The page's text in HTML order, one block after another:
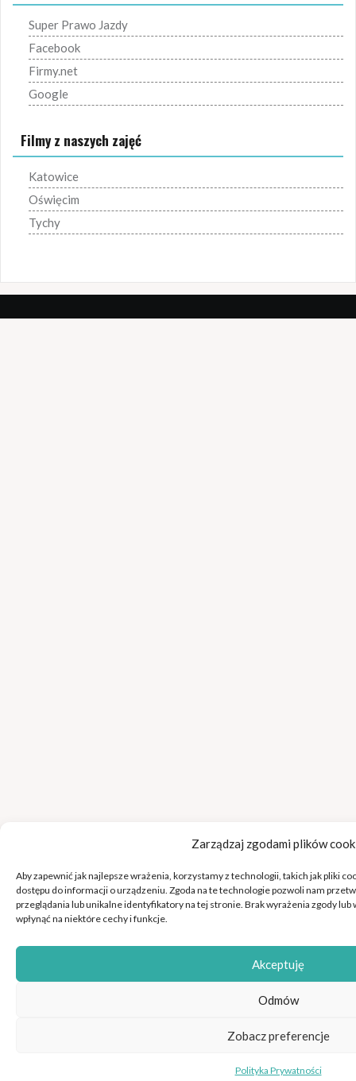
Zarządzaj zgodami plików
Aby zapewnić jak najlepsze wrażenia, korzystamy z technologii, takich jak pliki
dostępu do informacji o urządzeniu. Zgoda na te technologie pozwoli nam
przeglądania lub unikalne identyfikatory na tej stronie. Brak wyrażenia zgody
wpłynąć na niektóre cechy i funkcje.
Akceptuję
Odmów
Zobacz preferencje
Polityka Prywatności
Super Prawo Jazdy
Facebook
Firmy.net
Google
Filmy z naszych zajęć
Katowice
Oświęcim
Tychy